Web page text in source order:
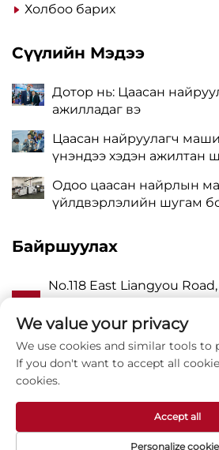
Холбоо барих
Сүүлийн Мэдээ
Дотор нь: Цаасан
ажилладаг вэ
Цаасан найруулагч
үнэндээ хэдэн ажилтан
Одоо цаасан найрлын
үйлдвэрлэлийн шугам
Байршуулах
No.118 East Liangyou
Zhejiang P.R. China 325409
P 8615988795434
We value your privacy
We use cookies and similar tools to
If you don't want to accept all
cookies.
Personalize
Accept all